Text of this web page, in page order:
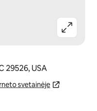
29526, USA
svetainėje